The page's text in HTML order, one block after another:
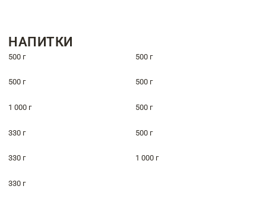
НАПИТКИ
500 г 500 г
500 г 500 г
1 000 г 500 г
330 г 500 г
330 г 1 000 г
330 г